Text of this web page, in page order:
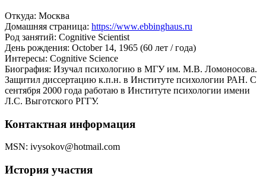
Откуда: Москва
Домашняя страница: https://www.ebbinghaus.ru
Род занятий: Cognitive Scientist
День рождения: October 14, 1965 (60 лет / года)
Интересы: Cognitive Science
Биография: Изучал психологию в МГУ им. М.В. Ломоносова.
Защитил диссертацию к.п.н. в Институте психологии РАН. С
сентября 2000 года работаю в Институте психологии имени
Л.С. Выготского РГГУ.
Контактная информация
MSN: ivysokov@hotmail.com
История участия